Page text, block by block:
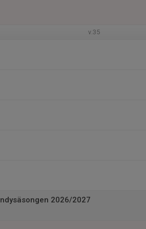
v.35
2026/2027